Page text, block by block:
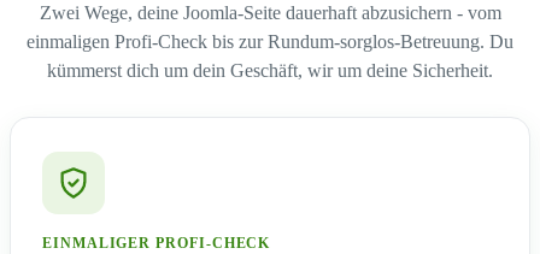
Zwei Wege, deine Joomla-Seite dauerhaft abzusichern - vom
einmaligen Profi-Check bis zur Rundum-sorglos-Betreuung. Du
kümmerst dich um dein Geschäft, wir um deine Sicherheit.
EINMALIGER PROFI-CHECK